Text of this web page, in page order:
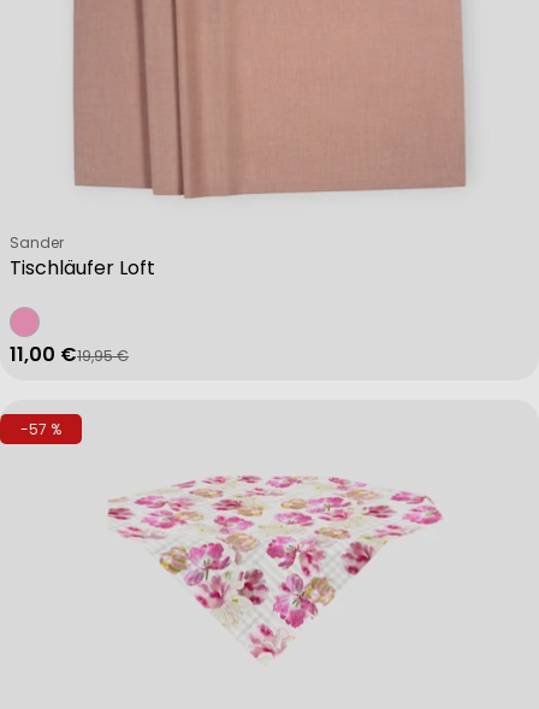
Tischläufer Loft
Verkäufer:
Sander
Verkaufspreis
11,00 €
Regulärer Preis
19,95 €
-57 %